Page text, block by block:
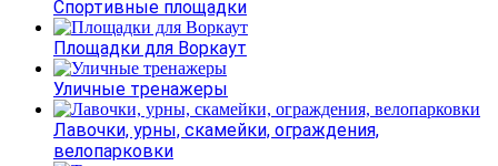
Спортивные площадки
Площадки для Воркаут
Уличные тренажеры
Лавочки, урны, скамейки, ограждения,
велопарковки